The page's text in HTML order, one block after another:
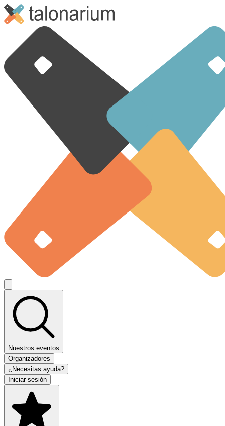
Nuestros eventos
Organizadores
¿Necesitas ayuda?
Iniciar sesión